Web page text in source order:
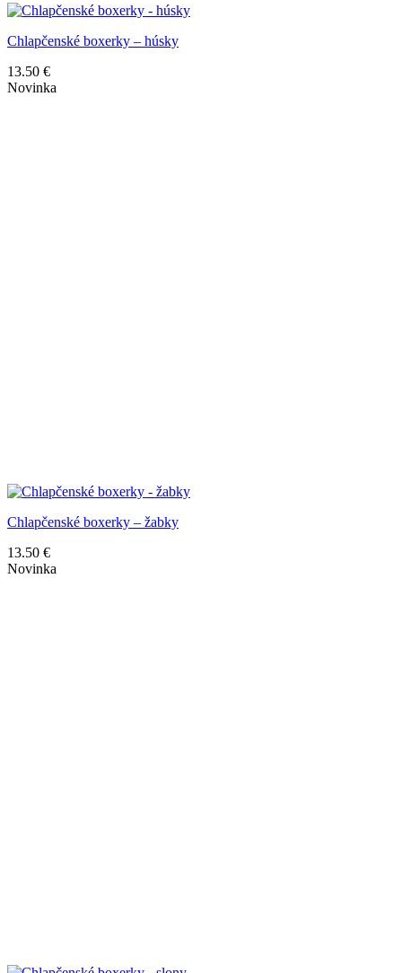
Chlapčenské boxerky – húsky
13.50 €
Novinka
Chlapčenské boxerky – žabky
13.50 €
Novinka